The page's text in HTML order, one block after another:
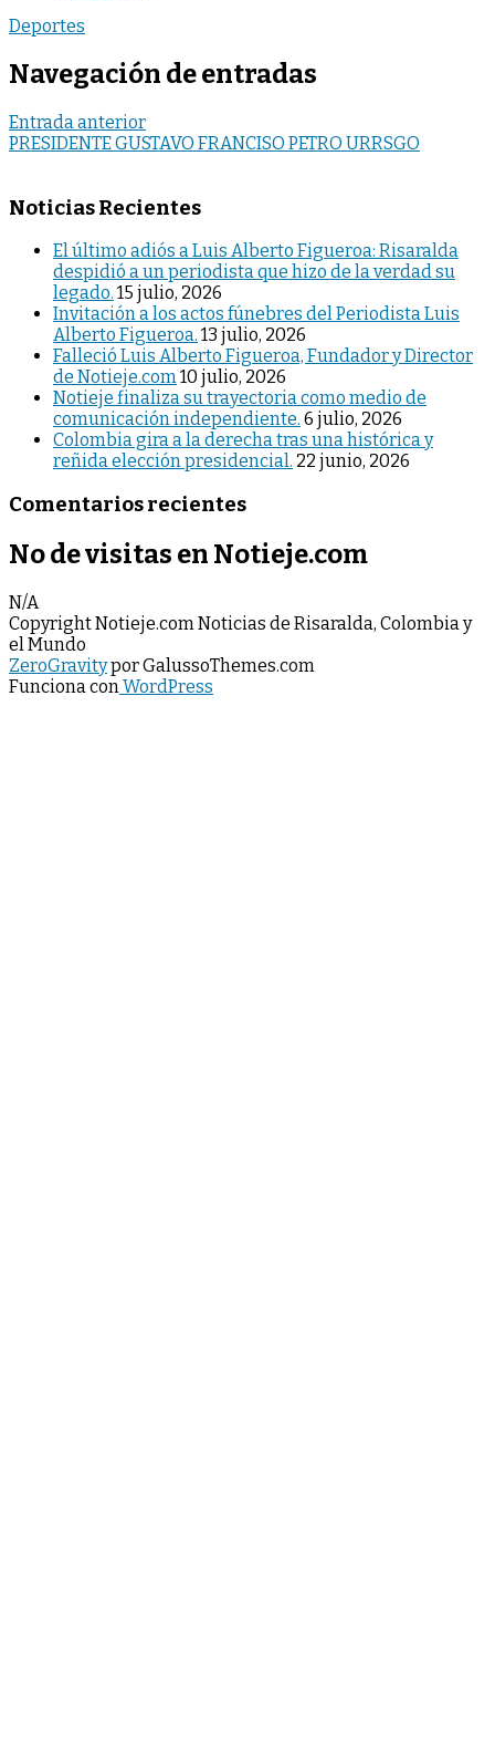
Deportes
Navegación de entradas
Entrada anterior
PRESIDENTE GUSTAVO FRANCISO PETRO URRSGO
Noticias Recientes
El último adiós a Luis Alberto Figueroa: Risaralda
despidió a un periodista que hizo de la verdad su
legado. 15 julio, 2026
Invitación a los actos fúnebres del Periodista Luis
Alberto Figueroa. 13 julio, 2026
Falleció Luis Alberto Figueroa, Fundador y Director
de Notieje.com10 julio, 2026
Notieje finaliza su trayectoria como medio de
comunicación independiente. 6 julio, 2026
Colombia gira a la derecha tras una histórica y
reñida elección presidencial. 22 junio, 2026
Comentarios recientes
No de visitas en Notieje.com
N/A
Copyright Notieje.com Noticias de Risaralda, Colombia y
el Mundo
ZeroGravitypor GalussoThemes.com
Funciona conWordPress